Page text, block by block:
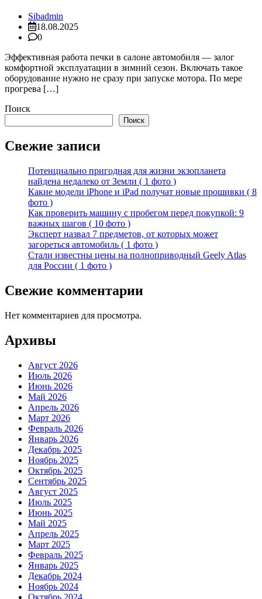
Sibadmin
18.08.2025
0
Эффективная работа печки в салоне автомобиля — залог
комфортной эксплуатации в зимний сезон. Включать такое
оборудование нужно не сразу при запуске мотора. По мере
прогрева […]
Поиск
Поиск
Свежие записи
Потенциально пригодная для жизни экзопланета
найдена недалеко от Земли ( 1 фото )
Какие модели iPhone и iPad получат новые прошивки ( 8
фото )
Как проверить машину с пробегом перед покупкой: 9
важных шагов ( 10 фото )
Эксперт назвал 7 предметов, от которых может
загореться автомобиль ( 1 фото )
Стали известны цены на полноприводный Geely Atlas
для России ( 1 фото )
Свежие комментарии
Нет комментариев для просмотра.
Архивы
Август 2026
Июль 2026
Июнь 2026
Май 2026
Апрель 2026
Март 2026
Февраль 2026
Январь 2026
Декабрь 2025
Ноябрь 2025
Октябрь 2025
Сентябрь 2025
Август 2025
Июль 2025
Июнь 2025
Май 2025
Апрель 2025
Март 2025
Февраль 2025
Январь 2025
Декабрь 2024
Ноябрь 2024
Октябрь 2024